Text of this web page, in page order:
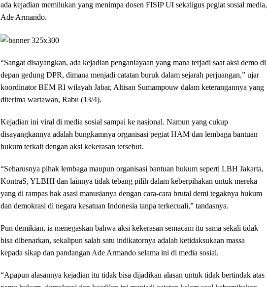
ada kejadian memilukan yang menimpa dosen FISIP UI sekaligus pegiat sosial media,
Ade Armando.
“Sangat disayangkan, ada kejadian penganiayaan yang mana terjadi saat aksi demo di
depan gedung DPR, dimana menjadi catatan buruk dalam sejarah perjuangan,” ujar
koordinator BEM RI wilayah Jabar, Altisan Sumampouw dalam keterangannya yang
diterima wartawan, Rabu (13/4).
Kejadian ini viral di media sosial sampai ke nasional. Namun yang cukup
disayangkannya adalah bungkamnya organisasi pegiat HAM dan lembaga bantuan
hukum terkait dengan aksi kekerasan tersebut.
“Seharusnya pihak lembaga maupun organisasi bantuan hukum seperti LBH Jakarta,
KontraS, YLBHI dan lainnya tidak tebang pilih dalam keberpihakan untuk mereka
yang di rampas hak asasi manusianya dengan cara-cara brutal demi tegaknya hukum
dan demokrasi di negara kesatuan Indonesia tanpa terkecuali,” tandasnya.
Pun demikian, ia menegaskan bahwa aksi kekerasan semacam itu sama sekali tidak
bisa dibenarkan, sekalipun salah satu indikatornya adalah ketidaksukaan massa
kepada sikap dan pandangan Ade Armando selama ini di media sosial.
“Apapun alasannya kejadian itu tidak bisa dijadikan alasan untuk tidak bertindak atas